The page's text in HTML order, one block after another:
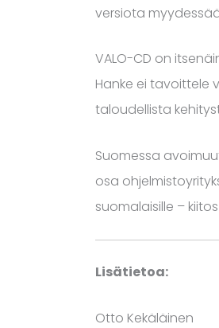
versiota
VALO-CD on
Hanke ei tavoittele
taloudellista
Suomessa
osa
suomalaisille –
Lisätietoa:
Otto Kekäläinen